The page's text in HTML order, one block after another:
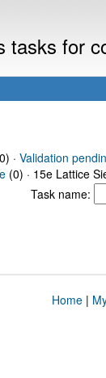
tasks for
· Validation
(0) · 15e Lattice
Task name:
Home|